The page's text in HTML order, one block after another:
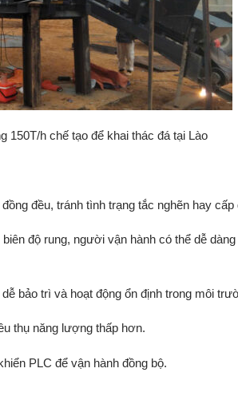
150T/h chế tạo để khai thác đá tại Lào
đồng đều, tránh tình trạng tắc nghẽn hay cấp
biên độ rung, người vận hành có thể dễ dàng
dễ bảo trì và hoạt động ổn định trong môi
thụ năng lượng thấp hơn.
PLC để vận hành đồng bộ.